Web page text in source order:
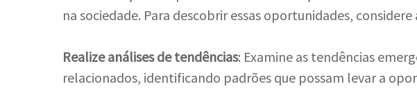
na sociedade. Para descobrir essas oportunidades, considere
Realize análises de tendências: Examine as tendências
relacionados, identificando padrões que possam levar a